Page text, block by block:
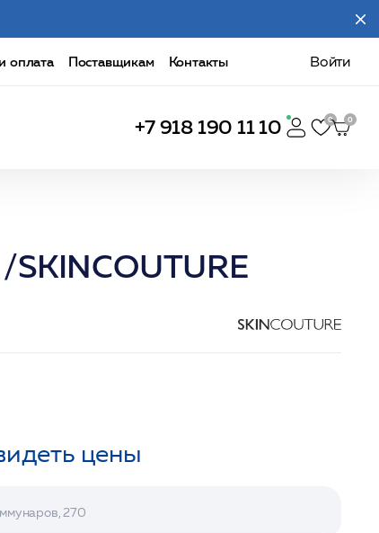
оплата Поставщикам Контакты Войти
+7 918 190 11 10
цены
270